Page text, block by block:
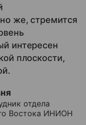
же, стремится
интересен
плоскости,
отдела
Востока ИНИОН